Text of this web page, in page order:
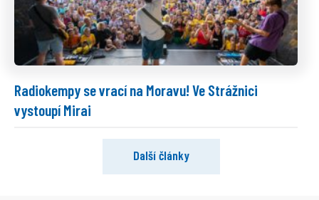
Radiokempy se vrací na Moravu! Ve Strážnici
vystoupí Mirai
Další články